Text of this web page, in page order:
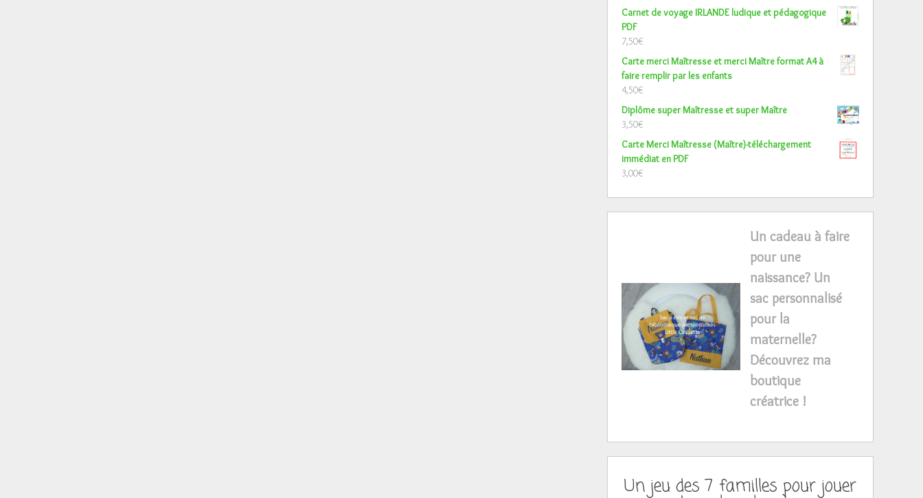
Carnet de voyage IRLANDE ludique et pédagogique
PDF
7,50€
Carte merci Maîtresse et merci Maître format A4 à
faire remplir par les enfants
4,50€
Diplôme super Maîtresse et super Maître
3,50€
Carte Merci Maîtresse (Maître)-téléchargement
immédiat en PDF
3,00€
Un cadeau à faire
pour une
naissance? Un
sac personnalisé
pour la
maternelle?
Découvrez ma
boutique
créatrice !
Un jeu des 7 familles pour jouer